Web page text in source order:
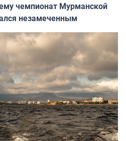
чемпионат Мурманской
незамеченным